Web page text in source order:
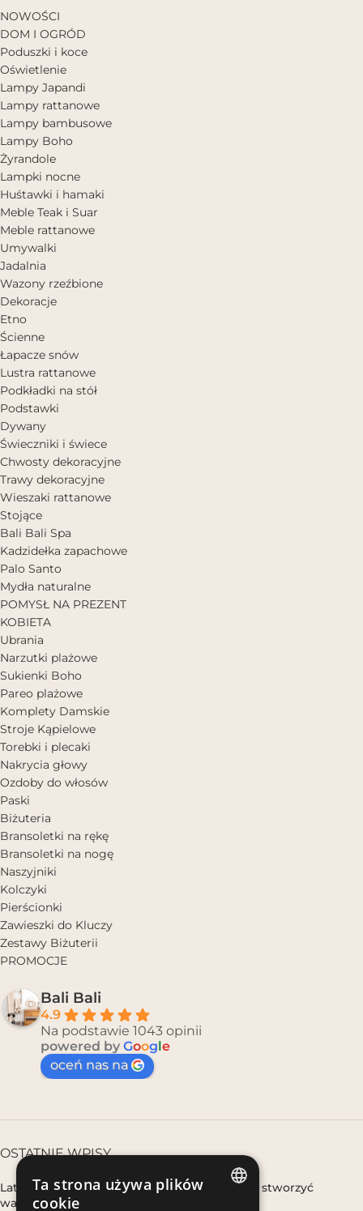
NOWOŚCI
DOM I OGRÓD
Poduszki i koce
Oświetlenie
Lampy Japandi
Lampy rattanowe
Lampy bambusowe
Lampy Boho
Żyrandole
Lampki nocne
Huśtawki i hamaki
Meble Teak i Suar
Meble rattanowe
Umywalki
Jadalnia
Wazony rzeźbione
Dekoracje
Etno
Ścienne
Łapacze snów
Lustra rattanowe
Podkładki na stół
Podstawki
Dywany
Świeczniki i świece
Chwosty dekoracyjne
Trawy dekoracyjne
Wieszaki rattanowe
Stojące
Bali Bali Spa
Kadzidełka zapachowe
Palo Santo
Mydła naturalne
POMYSŁ NA PREZENT
KOBIETA
Ubrania
Narzutki plażowe
Sukienki Boho
Pareo plażowe
Komplety Damskie
Stroje Kąpielowe
Torebki i plecaki
Nakrycia głowy
Ozdoby do włosów
Paski
Biżuteria
Bransoletki na rękę
Bransoletki na nogę
Naszyjniki
Kolczyki
Pierścionki
Zawieszki do Kluczy
Zestawy Biżuterii
PROMOCJE
Bali Bali
4.9
Na podstawie 1043 opinii
powered by Google
oceń nas na
OSTATNIE WPISY
Lato boho w domu, gdy nie wyjeżdżasz – jak stworzyć
wakacyjny klimat w mieście
Ta strona używa plików
cookie